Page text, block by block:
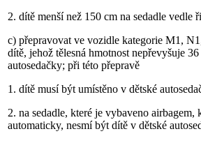
2. dítě menší než 150 cm na sedadle vedle
c) přepravovat ve vozidle kategorie M1,
dítě, jehož tělesná hmotnost nepřevyšuje
autosedačky; při této přepravě
1. dítě musí být umístěno v dětské
2. na sedadle, které je vybaveno
automaticky, nesmí být dítě v dětské